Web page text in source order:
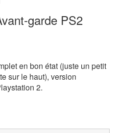
garde PS2
en bon état (juste un petit
sur le haut), version
2.